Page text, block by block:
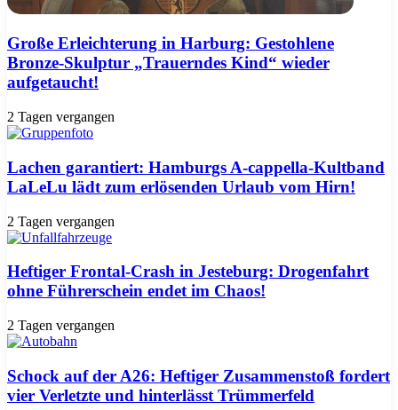
Große Erleichterung in Harburg: Gestohlene
Bronze-Skulptur „Trauerndes Kind“ wieder
aufgetaucht!
2 Tagen vergangen
Lachen garantiert: Hamburgs A-cappella-Kultband
LaLeLu lädt zum erlösenden Urlaub vom Hirn!
2 Tagen vergangen
Heftiger Frontal-Crash in Jesteburg: Drogenfahrt
ohne Führerschein endet im Chaos!
2 Tagen vergangen
Schock auf der A26: Heftiger Zusammenstoß fordert
vier Verletzte und hinterlässt Trümmerfeld